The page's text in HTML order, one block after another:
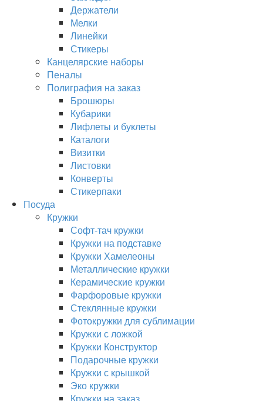
Держатели
Мелки
Линейки
Стикеры
Канцелярские наборы
Пеналы
Полиграфия на заказ
Брошюры
Кубарики
Лифлеты и буклеты
Каталоги
Визитки
Листовки
Конверты
Стикерпаки
Посуда
Кружки
Софт-тач кружки
Кружки на подставке
Кружки Хамелеоны
Металлические кружки
Керамические кружки
Фарфоровые кружки
Стеклянные кружки
Фотокружки для сублимации
Кружки с ложкой
Кружки Конструктор
Подарочные кружки
Кружки с крышкой
Эко кружки